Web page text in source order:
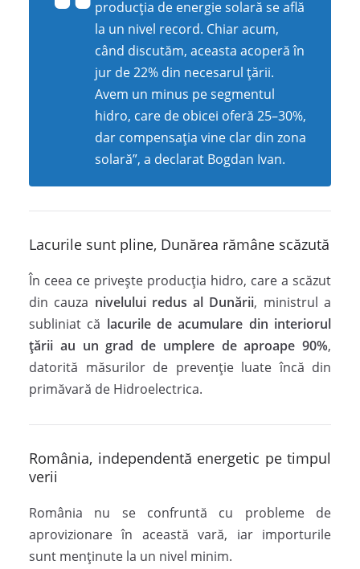
producția de energie solară se află
la un nivel record. Chiar acum,
când discutăm, aceasta acoperă în
jur de 22% din necesarul țării.
Avem un minus pe segmentul
hidro, care de obicei oferă 25–30%,
dar compensația vine clar din zona
solară”, a declarat Bogdan Ivan.
Lacurile sunt pline, Dunărea rămâne scăzută
În ceea ce privește producția hidro, care a scăzut
din cauza nivelului redus al Dunării, ministrul a
subliniat că lacurile de acumulare din interiorul
țării au un grad de umplere de aproape 90%,
datorită măsurilor de prevenție luate încă din
primăvară de Hidroelectrica.
România, independentă energetic pe timpul
verii
România nu se confruntă cu probleme de
aprovizionare în această vară, iar importurile
sunt menținute la un nivel minim.